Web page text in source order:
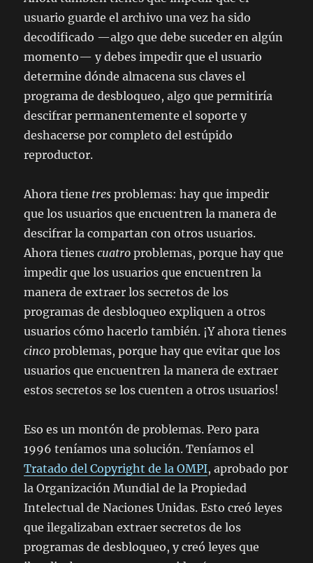
usuario guarde el archivo una vez ha sido
decodificado —algo que debe suceder en algún
momento— y debes impedir que el usuario
determine dónde almacena sus claves el
programa de desbloqueo, algo que permitiría
descifrar permanentemente el soporte y
deshacerse por completo del estúpido
reproductor.
Ahora tiene tres problemas: hay que impedir
que los usuarios que encuentren la manera de
descifrar la compartan con otros usuarios.
Ahora tienescuatro problemas, porque hay que
impedir que los usuarios que encuentren la
manera de extraer los secretos de los
programas de desbloqueo expliquen a otros
usuarios cómo hacerlo también. ¡Y ahora tienes
cinco problemas, porque hay que evitar que los
usuarios que encuentren la manera de extraer
estos secretos se los cuenten a otros usuarios!
Eso es un montón de problemas. Pero para
1996 teníamos una solución. Teníamos el
Tratado del Copyright de la OMPI, aprobado por
la Organización Mundial de la Propiedad
Intelectual de Naciones Unidas. Esto creó leyes
que ilegalizaban extraer secretos de los
programas de desbloqueo, y creó leyes que